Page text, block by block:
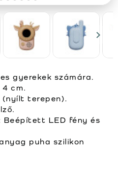
gyerekek számára.
cm.
(nyílt terepen).
Beépített LED fény és
puha szilikon